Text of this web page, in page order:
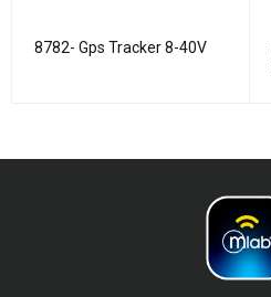
8782- Gps Tracker 8-40V